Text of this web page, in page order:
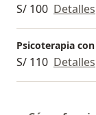
S/ 100 Detalles
Psicoterapia
S/ 110 Detalles